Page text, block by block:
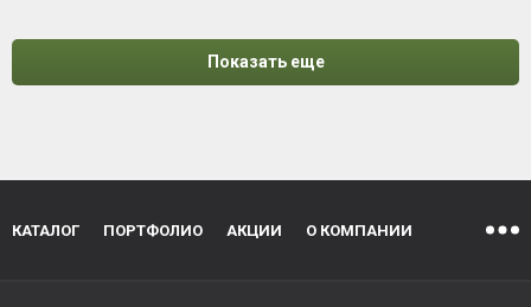
Показать еще
КАТАЛОГ ПОРТФОЛИО АКЦИИ О КОМПАНИИ